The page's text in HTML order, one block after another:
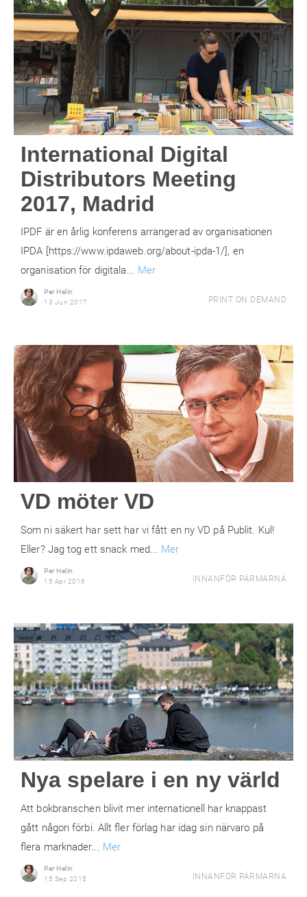
International Digital
Distributors Meeting
2017, Madrid
IPDF är en årlig konferens arrangerad av organisationen
IPDA [https://www.ipdaweb.org/about-ipda-1/], en
organisation för digitala... Mer
Per Helin
13 Jun 2017
PRINT ON DEMAND
VD möter VD
Som ni säkert har sett har vi fått en ny VD på Publit. Kul!
Eller? Jag tog ett snack med...
Mer
Per Helin
15 Apr 2016
INNANFÖR PÄRMARNA
Nya spelare i en ny värld
Att bokbranschen blivit mer internationell har knappast
gått någon förbi. Allt fler förlag har idag sin närvaro på
flera marknader... Mer
Per Helin
15 Sep 2015
INNANFÖR PÄRMARNA